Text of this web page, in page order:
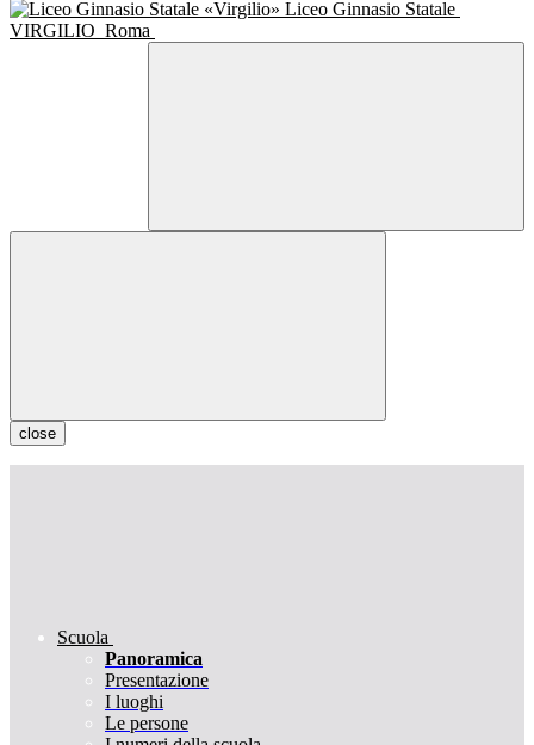
Liceo Ginnasio Statale
VIRGILIO Roma
close
Scuola
Panoramica
Presentazione
I luoghi
Le persone